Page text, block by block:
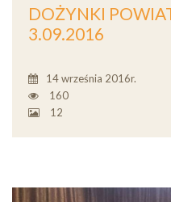
DOŻYNKI
3.09.2016
14 września 2016r.
160
12